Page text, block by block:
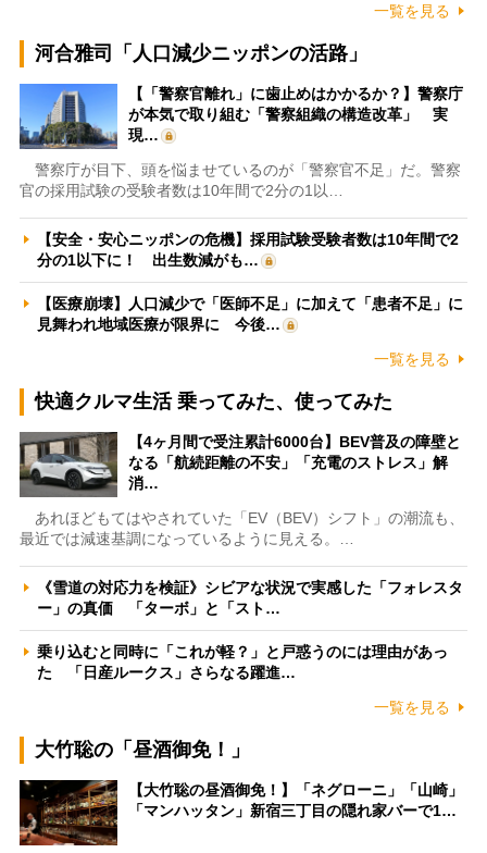
一覧を見る
河合雅司「人口減少ニッポンの活路」
【「警察官離れ」に歯止めはかかるか？】警察庁
が本気で取り組む「警察組織の構造改革」 実
現…
警察庁が目下、頭を悩ませているのが「警察官不足」だ。警察
官の採用試験の受験者数は10年間で2分の1以…
【安全・安心ニッポンの危機】採用試験受験者数は10年間で2
分の1以下に！ 出生数減がも…
【医療崩壊】人口減少で「医師不足」に加えて「患者不足」に
見舞われ地域医療が限界に 今後…
一覧を見る
快適クルマ生活 乗ってみた、使ってみた
【4ヶ月間で受注累計6000台】BEV普及の障壁と
なる「航続距離の不安」「充電のストレス」解
消…
あれほどもてはやされていた「EV（BEV）シフト」の潮流も、
最近では減速基調になっているように見える。…
《雪道の対応力を検証》シビアな状況で実感した「フォレスタ
ー」の真価 「ターボ」と「スト…
乗り込むと同時に「これが軽？」と戸惑うのには理由があっ
た 「日産ルークス」さらなる躍進…
一覧を見る
大竹聡の「昼酒御免！」
【大竹聡の昼酒御免！】「ネグローニ」「山崎」
「マンハッタン」新宿三丁目の隠れ家バーで1…